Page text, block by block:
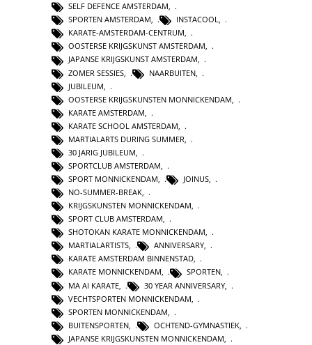
SELF DEFENCE AMSTERDAM,
SPORTEN AMSTERDAM, INSTACOOL,
KARATE-AMSTERDAM-CENTRUM,
OOSTERSE KRIJGSKUNST AMSTERDAM,
JAPANSE KRIJGSKUNST AMSTERDAM,
ZOMER SESSIES
NAARBUITEN
JUBILEUM
OOSTERSE KRIJGSKUNSTEN MONNICKENDAM
KARATE AMSTERDAM
KARATE SCHOOL AMSTERDAM
MARTIALARTS DURING SUMMER
30 JARIG JUBILEUM
SPORTCLUB AMSTERDAM
SPORT MONNICKENDAM, JOINUS,
NO-SUMMER-BREAK,
KRIJGSKUNSTEN MONNICKENDAM,
SPORT CLUB AMSTERDAM,
SHOTOKAN KARATE MONNICKENDAM,
MARTIALARTISTS, ANNIVERSARY,
KARATE AMSTERDAM BINNENSTAD,
KARATE MONNICKENDAM, SPORTEN,
MA AI KARATE
30 YEAR ANNIVERSARY
VECHTSPORTEN MONNICKENDAM
SPORTEN MONNICKENDAM
BUITENSPORTEN
OCHTEND-GYMNASTIEK
JAPANSE KRIJGSKUNSTEN MONNICKENDAM